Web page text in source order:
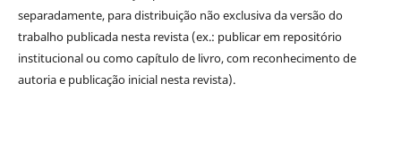
separadamente, para distribuição não exclusiva da versão do
trabalho publicada nesta revista (ex.: publicar em repositório
institucional ou como capítulo de livro, com reconhecimento de
autoria e publicação inicial nesta revista).